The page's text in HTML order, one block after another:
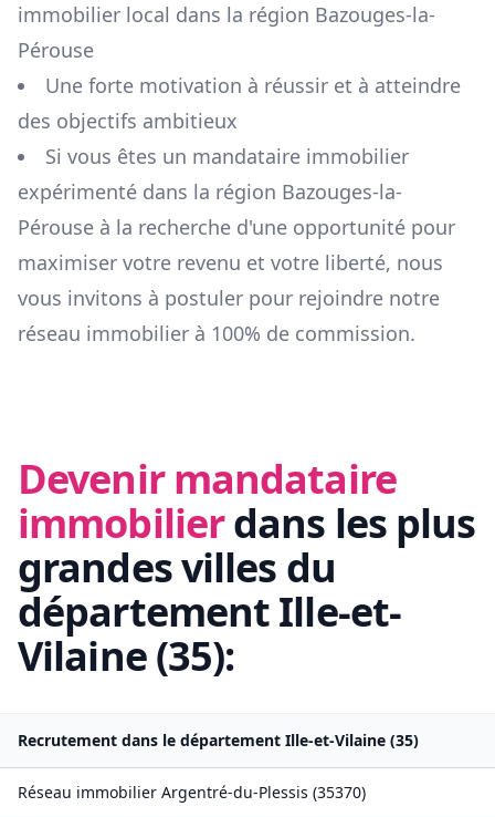
immobilier local dans la région Bazouges-la-
Pérouse
Une forte motivation à réussir et à atteindre
des objectifs ambitieux
Si vous êtes un mandataire immobilier
expérimenté dans la région Bazouges-la-
Pérouse à la recherche d'une opportunité pour
maximiser votre revenu et votre liberté, nous
vous invitons à postuler pour rejoindre notre
réseau immobilier à 100% de commission.
Devenir mandataire
immobilierdans les plus
grandes villes du
départementIlle-et-
Vilaine(35):
Recrutement dans le département Ille-et-Vilaine (35)
Réseau immobilier Argentré-du-Plessis (35370)